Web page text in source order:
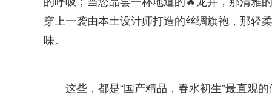
穿上一袭由本土设计师打造的丝绸旗袍，那轻
味。
这些，都是“国产精品，春水初生”最直观